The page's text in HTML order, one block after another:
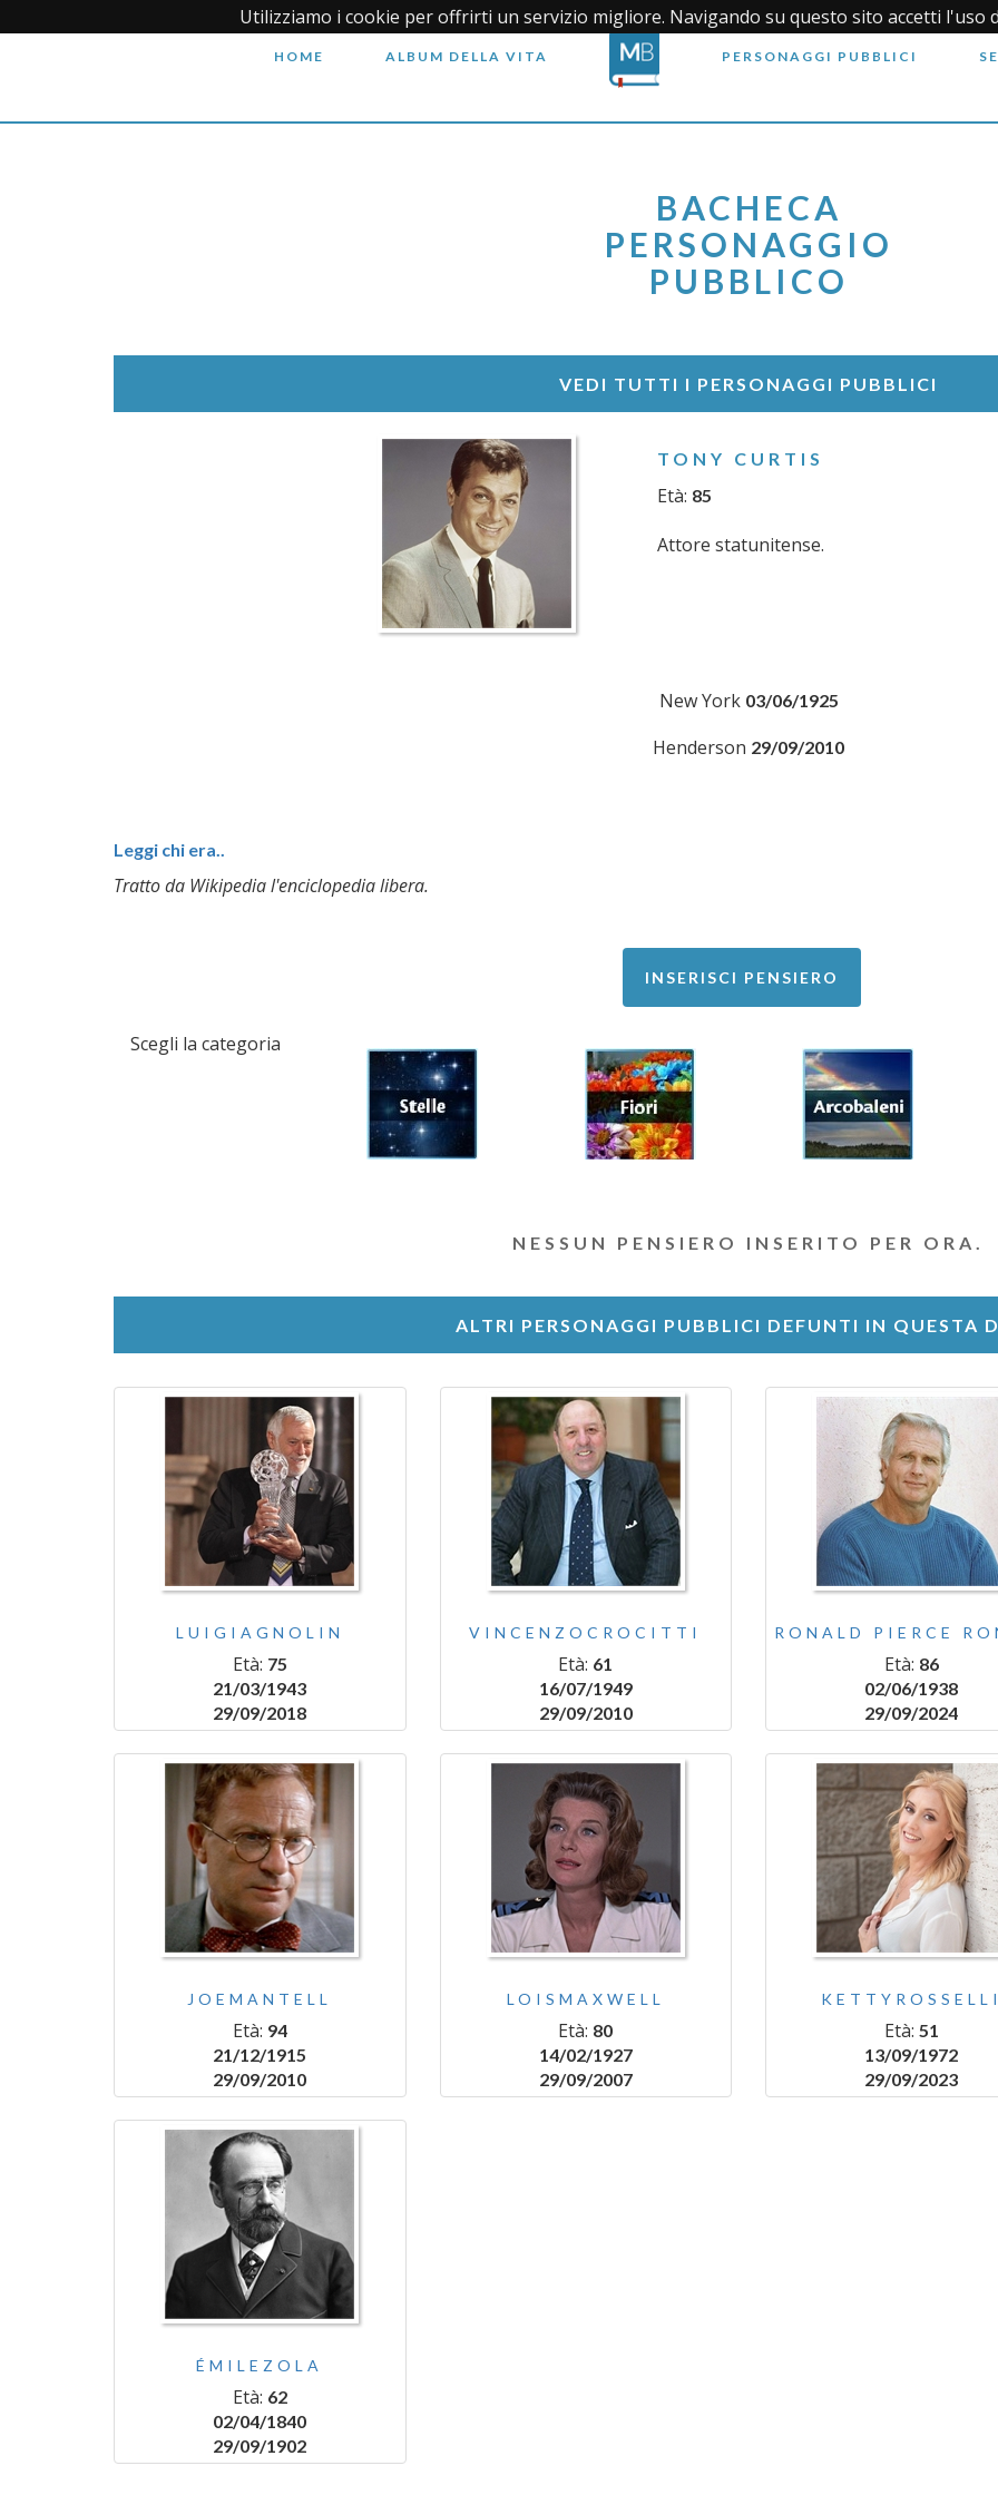
Utilizziamo i cookie per offrirti un servizio migliore. Navigando su questo sito accetti l'uso
HOME ALBUM DELLA VITA PERSONAGGI PUBBLICI
BACHECA
PERSONAGGIO
PUBBLICO
VEDI TUTTI I PERSONAGGI PUBBLICI
TONY CURTIS
Età: 85
Attore statunitense.
New York 03/06/1925
Henderson 29/09/2010
Leggi chi era..
Tratto da Wikipedia l'enciclopedia libera.
INSERISCI PENSIERO
Scegli la categoria
NESSUN PENSIERO INSERITO PER ORA.
ALTRI PERSONAGGI PUBBLICI DEFUNTI IN QUESTA
LUIGIAGNOLIN
Età: 75
21/03/1943
29/09/2018
VINCENZOCROCITTI
Età: 61
16/07/1949
29/09/2010
RONALD PIERCE
Età: 86
02/06/1938
29/09/2024
JOEMANTELL
Età: 94
21/12/1915
29/09/2010
LOISMAXWELL
Età: 80
14/02/1927
29/09/2007
Età: 51
13/09/1972
29/09/2023
ÉMILEZOLA
Età: 62
02/04/1840
29/09/1902